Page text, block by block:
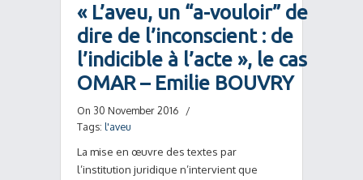
« L’aveu, un “a-vouloir” de
dire de l’inconscient : de
l’indicible à l’acte », le cas
OMAR – Emilie BOUVRY
On 30 November 2016
/
Tags: l'aveu
La mise en œuvre des textes par
l’institution juridique n’intervient que